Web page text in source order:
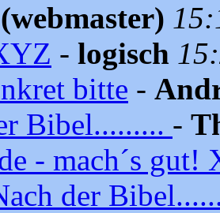
(webmaster)
- logisch
bitte -
Bibel......... -
- mach´s gut!
der